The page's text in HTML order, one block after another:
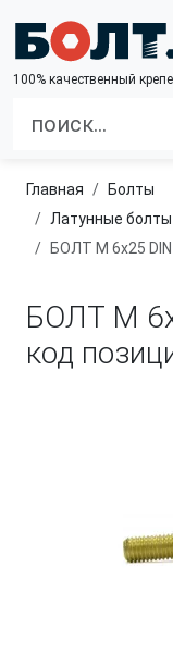
100% качественный
Главная болты
латунные болты
БОЛТ М 6х25
БОЛТ М
код